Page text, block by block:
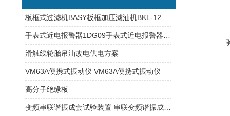
滑触线轮胎吊油改电供电方案
VM63A便携式振动仪 VM63A便携式振动仪
高分子绝缘板